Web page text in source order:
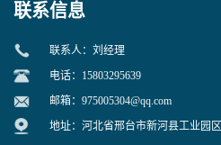
联系信息
联系人：刘经理
电话：15803295639
邮箱： 975005304@qq.com
地址：河北省邢台市新河县工业园区